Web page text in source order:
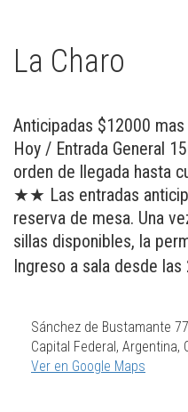
La Charo
Anticipadas $12000
Hoy / Entrada General
orden de llegada hasta
★★ Las entradas
reserva de mesa. Una
sillas disponibles, la
Ingreso a sala desde las
Sánchez de Bustamante
Capital Federal, Argentina,
Ver en Google Maps